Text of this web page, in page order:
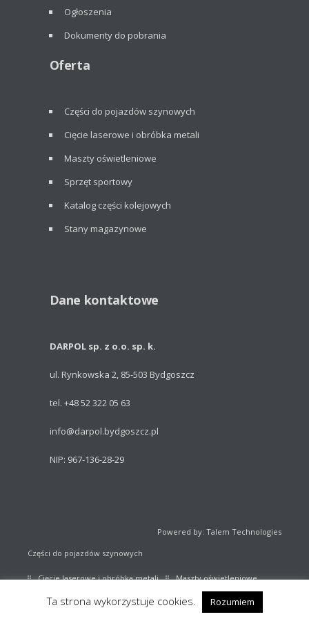
Ogłoszenia
Dokumenty do pobrania
Oferta
Części do pojazdów szynowych
Cięcie laserowe i obróbka metali
Maszty oświetleniowe
Sprzęt sportowy
Katalog części kolejowych
Stany magazynowe
Dane kontaktowe
DARPOL sp. z o.o. sp. k.
ul. Rynkowska 2, 85-503 Bydgoszcz
tel. +48 52 322 05 63
info@darpol.bydgoszcz.pl
NIP: 967-136-28-29
Powered by: Talem Technologies
Części do pojazdów szynowych
Cięcie laserowe i obróbka metali Maszty oświetleniowe
Sprzęt sportowy Katalog części kolejowych
Ta strona wykorzystuje cookies. Rozumiem